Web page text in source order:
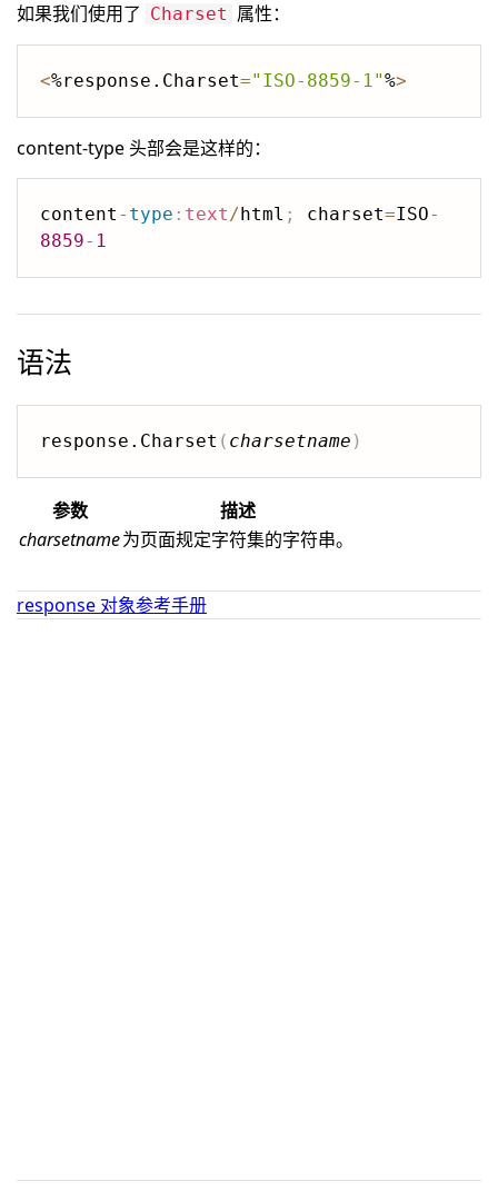
如果我们使用了 Charset 属性：
<%response.Charset="ISO-8859-1"%>
content-type 头部会是这样的：
content - type : text/html ; charset=ISO-
8859- 1
语法
response.Charset ( charsetname )
参数
描述
charsetname为页面规定字符集的字符串。
response 对象参考手册